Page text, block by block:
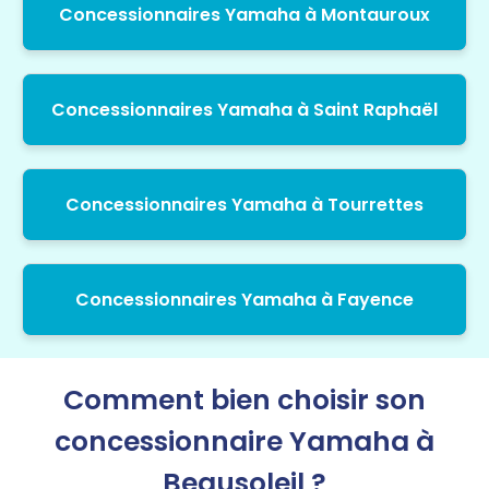
Concessionnaires Yamaha à Montauroux
Concessionnaires Yamaha à Saint Raphaël
Concessionnaires Yamaha à Tourrettes
Concessionnaires Yamaha à Fayence
Comment bien choisir son
concessionnaire Yamaha à